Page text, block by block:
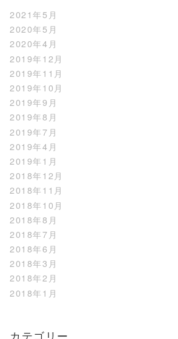
2021年5月
2020年5月
2020年4月
2019年12月
2019年11月
2019年10月
2019年9月
2019年8月
2019年7月
2019年4月
2019年1月
2018年12月
2018年11月
2018年10月
2018年8月
2018年7月
2018年6月
2018年3月
2018年2月
2018年1月
カテゴリー